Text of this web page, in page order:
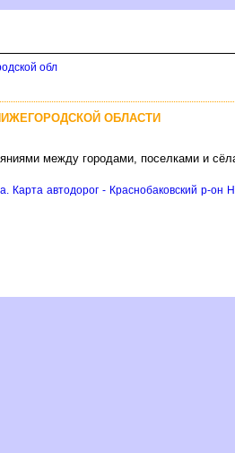
обл
ОБЛАСТИ
между городами, поселками и
Карта автодорог - Краснобаковский р-он